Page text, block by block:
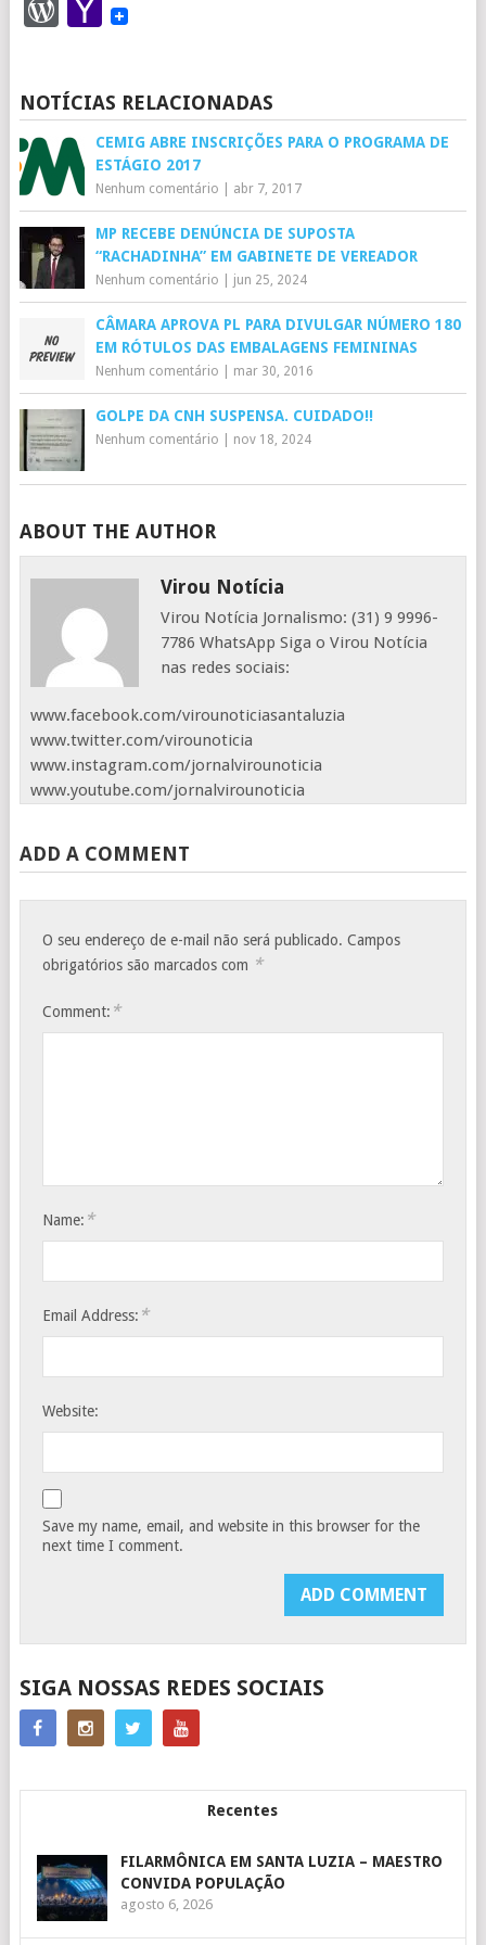
WordPress
Yahoo
NOTÍCIAS RELACIONADAS
CEMIG ABRE INSCRIÇÕES PARA O PROGRAMA DE
ESTÁGIO 2017
Nenhum comentário abr 7, 2017
MP RECEBE DENÚNCIA DE SUPOSTA
“RACHADINHA” EM GABINETE DE VEREADOR
Nenhum comentário jun 25, 2024
CÂMARA APROVA PL PARA DIVULGAR NÚMERO 180
EM RÓTULOS DAS EMBALAGENS FEMININAS
Nenhum comentário mar 30, 2016
GOLPE DA CNH SUSPENSA. CUIDADO!!
Nenhum comentário nov 18, 2024
ABOUT THE AUTHOR
Virou Notícia
Virou Notícia Jornalismo: (31) 9 9996-
7786 WhatsApp Siga o Virou Notícia
nas redes sociais:
www.facebook.com/virounoticiasantaluzia
www.twitter.com/virounoticia
www.instagram.com/jornalvirounoticia
www.youtube.com/jornalvirounoticia
ADD A COMMENT
O seu endereço de e-mail não será publicado. Campos
obrigatórios são marcados com *
Comment: *
Name: *
Email Address: *
Website:
Save my name, email, and website in this browser for the
next time I comment.
SIGA NOSSAS REDES SOCIAIS
Recentes
FILARMÔNICA EM SANTA LUZIA – MAESTRO
CONVIDA POPULAÇÃO
agosto 6, 2026